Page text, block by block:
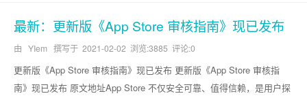
最新：更新版《App Store 审核指南》现已发布
由 YIem 撰写于 2021-02-02 浏览:3885 评论:0
更新版《App Store 审核指南》现已发布 更新版《App Store 审核指
南》现已发布 原文地址App Store 不仅安全可靠、值得信赖，是用户探